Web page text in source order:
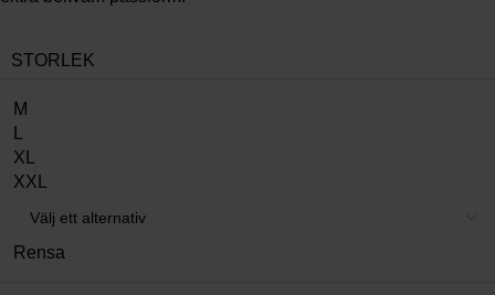
STORLEK
M
XL
XXL
Rensa